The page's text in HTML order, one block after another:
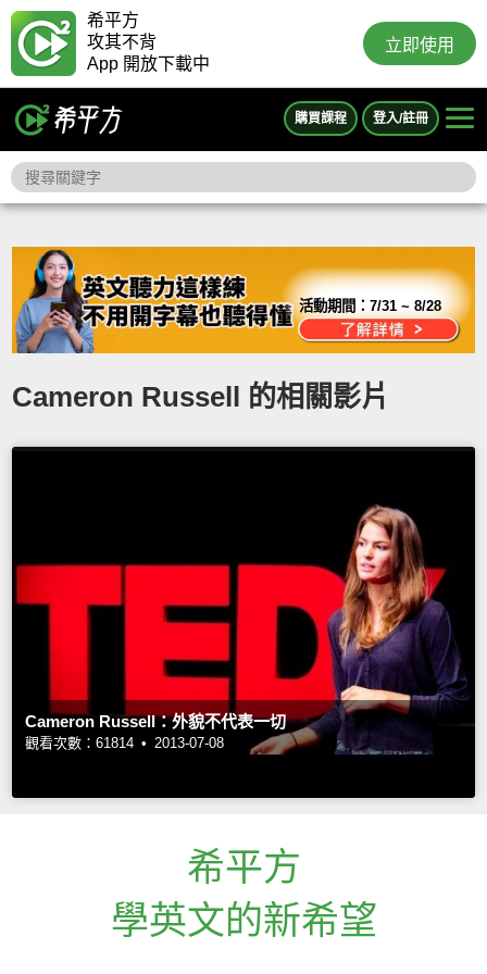
希平方
攻其不背
App 開放下載中
立即使用
購買課程 登入/註冊
活動期間：7/31 ~ 8/28
Cameron Russell 的相關影片
Cameron Russell：外貌不代表一切
觀看次數：61814 • 2013-07-08
希平方
學英文的新希望